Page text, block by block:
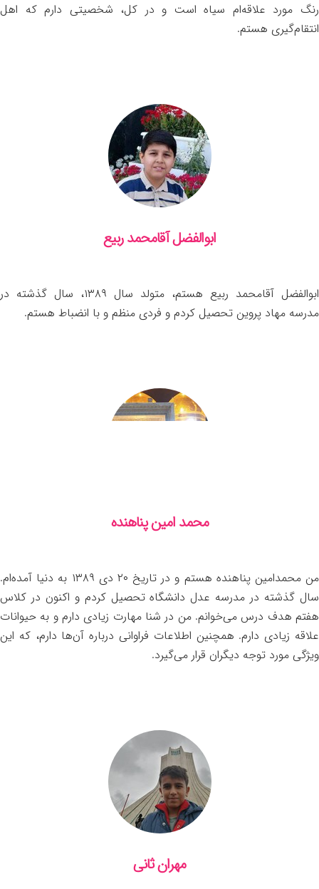
رنگ مورد علاقه‌ام سیاه است و در کل، شخصیتی دارم که اهل
انتقام‌گیری هستم.
ابوالفضل آقامحمد ربیع
ابوالفضل آقامحمد ربیع هستم، متولد سال ۱۳۸۹، سال گذشته در
مدرسه مهاد پروین تحصیل کردم و فردی منظم و با انضباط هستم.
محمد امین پناهنده
من محمدامین پناهنده هستم و در تاریخ ۲۰ دی ۱۳۸۹ به دنیا آمده‌ام.
سال گذشته در مدرسه عدل دانشگاه تحصیل کردم و اکنون در کلاس
هفتم هدف درس می‌خوانم. من در شنا مهارت زیادی دارم و به حیوانات
علاقه زیادی دارم. همچنین اطلاعات فراوانی درباره آن‌ها دارم، که این
ویژگی مورد توجه دیگران قرار می‌گیرد.
مهران ثانی